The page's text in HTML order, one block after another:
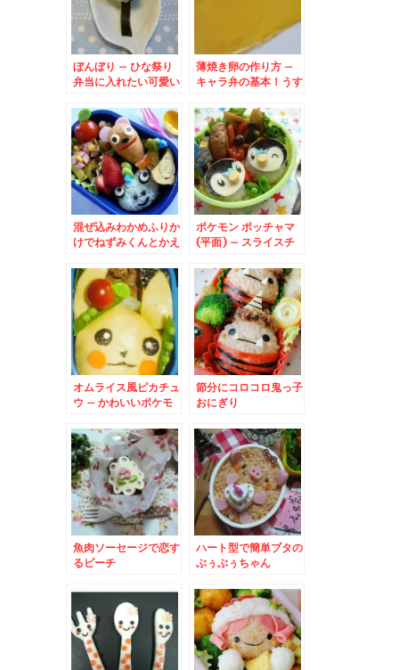
ぼんぼり – ひな祭り
弁当に入れたい可愛い
薄焼き卵の作り方 –
キャラ弁の基本！うす
混ぜ込みわかめふりか
けでねずみくんとかえ
ポケモン ポッチャマ
(平面) – スライスチ
ターキャラ☆
オムライス風ピカチュ
ウ – かわいいポケモ
～』
節分にコロコロ鬼っ子
おにぎり
魚肉ソーセージで恋す
るピーチ
ハート型で簡単ブタの
ぶぅぶぅちゃん